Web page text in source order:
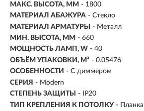
МАКС. ВЫСОТА, ММ - 1800
МАТЕРИАЛ АБАЖУРА - Стекло
МАТЕРИАЛ АРМАТУРЫ
- Металл
МИН. ВЫСОТА, ММ - 660
МОЩНОСТЬ ЛАМП, W - 40
ОБЪЁМ УПАКОВКИ, М³ - 0.05476
ОСОБЕННОСТИ - С диммером
СЕРИЯ - Modern
СТЕПЕНЬ ЗАЩИТЫ
- IP20
ТИП КРЕПЛЕНИЯ К ПОТОЛКУ - Планка